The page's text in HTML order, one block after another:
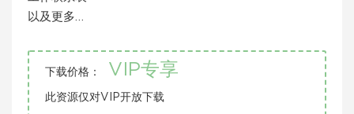
以及更多…
下载价格： VIP专享
此资源仅对VIP开放下载